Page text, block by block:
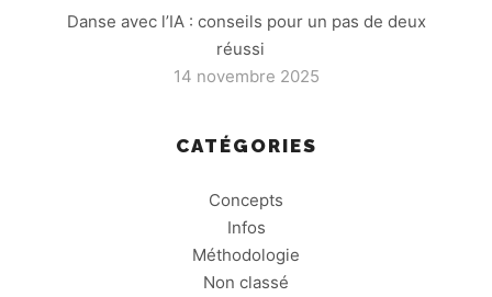
Danse avec l’IA : conseils pour un pas de deux
réussi
14 novembre 2025
CATÉGORIES
Concepts
Infos
Méthodologie
Non classé